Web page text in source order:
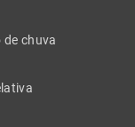
de chuva